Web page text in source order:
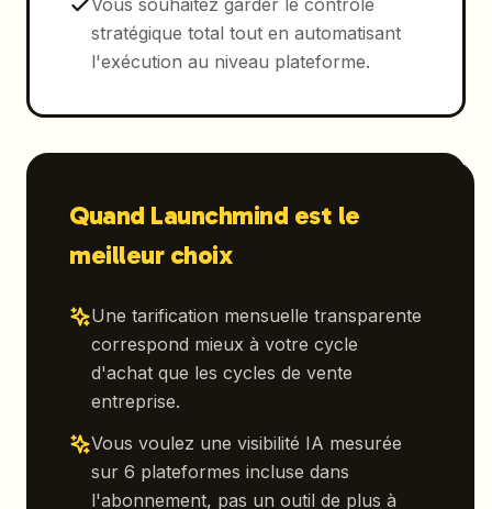
stratégique total tout en automatisant
l'exécution au niveau plateforme.
Quand Launchmind est le
meilleur choix
Une tarification mensuelle transparente
correspond mieux à votre cycle
d'achat que les cycles de vente
entreprise.
Vous voulez une visibilité IA mesurée
sur 6 plateformes incluse dans
l'abonnement, pas un outil de plus à